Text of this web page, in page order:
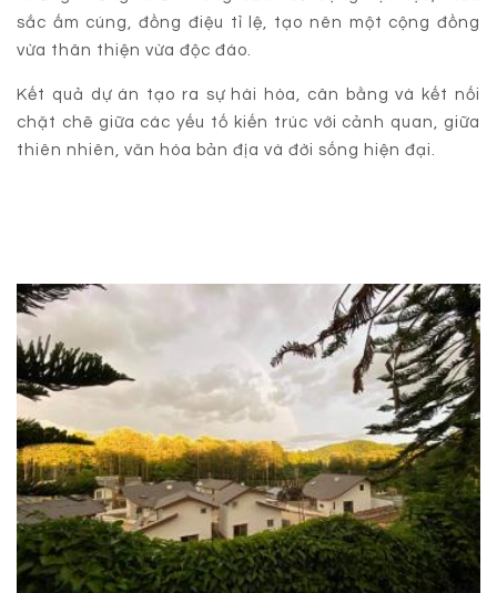
sắc ấm cúng, đồng điệu tỉ lệ, tạo nên một cộng đồng
vừa thân thiện vừa độc đáo.
Kết quả dự án tạo ra sự hài hòa, cân bằng và kết nối
chặt chẽ giữa các yếu tố kiến trúc với cảnh quan, giữa
thiên nhiên, văn hóa bản địa và đời sống hiện đại.